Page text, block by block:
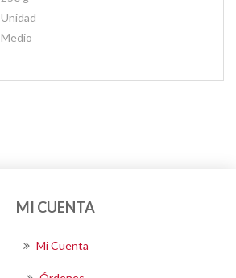
Unidad
Medio
MI CUENTA
Mi Cuenta